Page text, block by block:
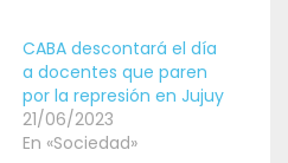
CABA descontará el día
a docentes que paren
por la represión en Jujuy
21/06/2023
En «Sociedad»